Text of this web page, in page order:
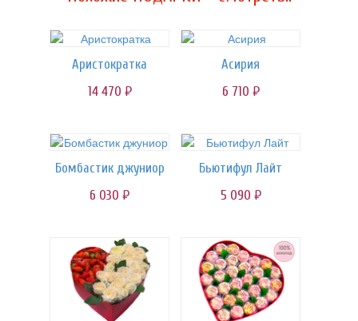
Аристократка
14 470 руб.
Асирия
6 710 руб.
Бомбастик джуниор
6 030 руб.
Бьютифул Лайт
5 090 руб.